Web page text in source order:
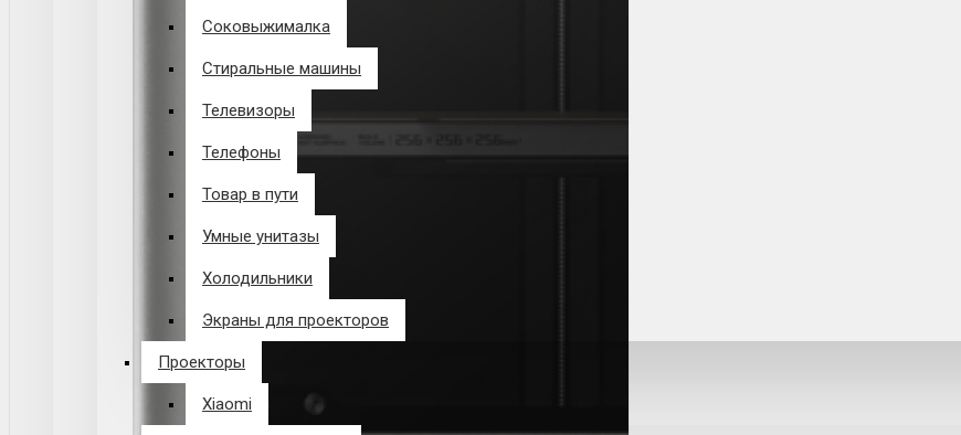
Соковыжималка
Стиральные машины
Телевизоры
Телефоны
Товар в пути
Умные унитазы
Холодильники
Экраны для проекторов
Проекторы
Xiaomi